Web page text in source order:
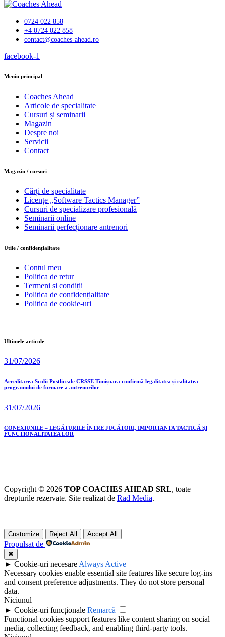
0724 022 858
+4 0724 022 858
contact@coaches-ahead.ro
facebook-1
Meniu principal
Coaches Ahead
Articole de specialitate
Cursuri și seminarii
Magazin
Despre noi
Servicii
Contact
Magazin / cursuri
Cărți de specialitate
Licențe „Software Tactics Manager”
Cursuri de specializare profesională
Seminarii online
Seminarii perfecționare antrenori
Utile / confidențialitate
Contul meu
Politica de retur
Termeni și condiții
Politica de confidențialitate
Politica de cookie-uri
Ultimele articole
31/07/2026
Acreditarea Școlii Postliceale CRSSE Timișoara confirmă legalitatea și calitatea
programului de formare a antrenorilor
31/07/2026
CONEXIUNILE – LEGĂTURILE ÎNTRE JUCĂTORI, IMPORTANȚA TACTICĂ ȘI
FUNCȚIONALITATEA LOR
Copyright © 2026 TOP COACHES AHEAD SRL, toate
drepturile rezervate. Site realizat de Rad Media.
Customize Reject All Accept All
Propulsat de
✖
► Cookie-uri necesare Always Active
Necessary cookies enable essential site features like secure log-ins
and consent preference adjustments. They do not store personal
data.
Niciunul
► Cookie-uri funcționale Remarcă
Functional cookies support features like content sharing on social
media, collecting feedback, and enabling third-party tools.